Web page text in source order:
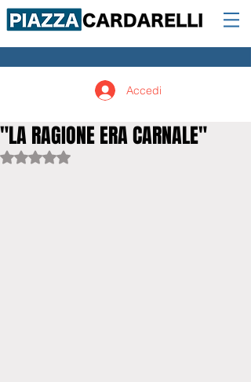
Accedi
"LA RAGIONE ERA CARNALE"
Valutazione NaN stelle su 5.